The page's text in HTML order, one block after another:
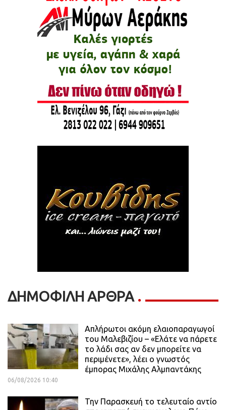
ΔΗΜΟΦΙΛΗ ΑΡΘΡΑ
Απλήρωτοι ακόμη ελαιοπαραγωγοί
του Μαλεβιζίου – «Ελάτε να πάρετε
το λάδι σας αν δεν μπορείτε να
περιμένετε», λέει ο γνωστός
έμπορας Μιχάλης Αλμπαντάκης
06/08/2026 10:40
Την Παρασκευή το τελευταίο αντίο